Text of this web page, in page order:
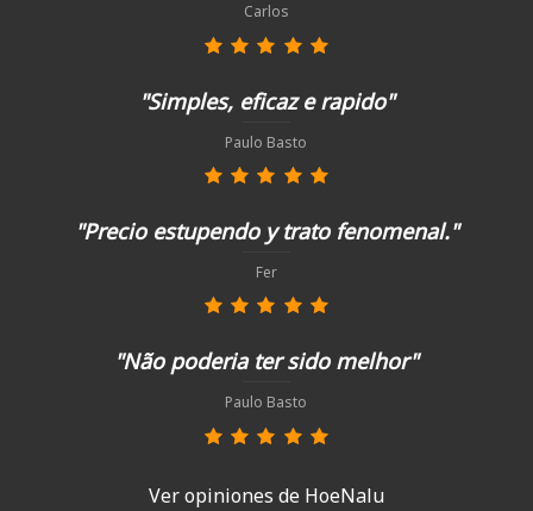
Carlos
"Simples, eficaz e rapido"
Paulo Basto
"Precio estupendo y trato fenomenal."
Fer
"Não poderia ter sido melhor"
Paulo Basto
Ver opiniones de HoeNalu